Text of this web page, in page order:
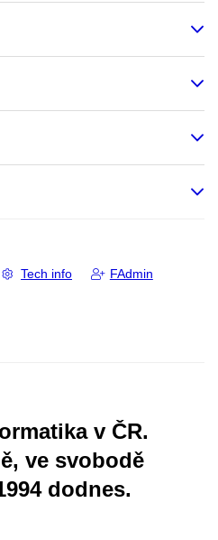
Tech info FAdmin
v ČR.
ve svobodě
dodnes.